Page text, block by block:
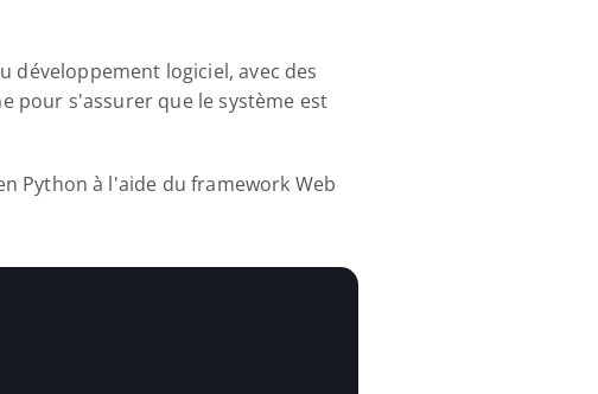
développement logiciel, avec des
pour s'assurer que le système est
Python à l'aide du framework Web